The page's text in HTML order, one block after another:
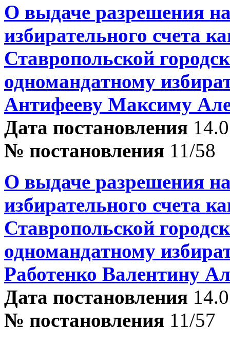
О выдаче разрешения
избирательного счета
Ставропольской
одномандатному
Антифееву Максиму
Дата постановления
№ постановления 11/58
О выдаче разрешения
избирательного счета
Ставропольской
одномандатному
Работенко Валентину
Дата постановления
№ постановления 11/57